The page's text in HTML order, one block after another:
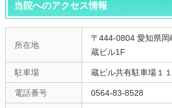
当院へのアクセス情報
所在地
〒444-0804 愛知県
蔵ビル1F
駐車場 蔵ビル共有駐車場１
電話番号 0564-83-8528